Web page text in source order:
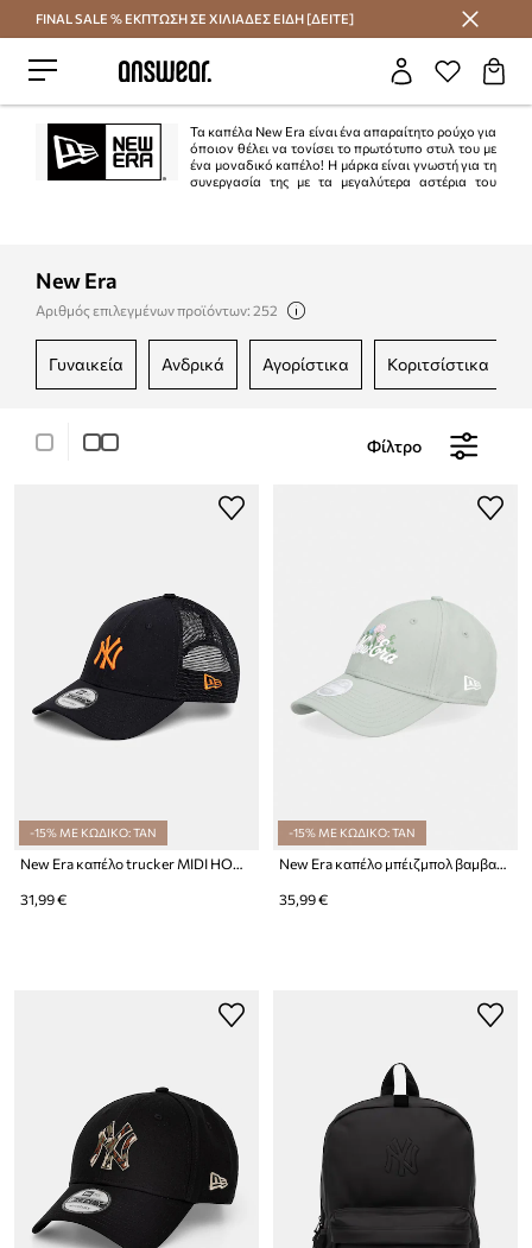
Εξοικονομήστε με το Answear Club
FINAL SALE % ΕΚΠΤΩΣΗ ΣΕ ΧΙΛΙΑΔΕΣ ΕΙΔΗ [ΔΕΙΤΕ]
Τα καπέλα New Era είναι ένα απαραίτητο ρούχο για
όποιον θέλει να τονίσει το πρωτότυπο στυλ του με
ένα μοναδικό καπέλο! Η μάρκα είναι γνωστή για τη
συνεργασία της με τα μεγαλύτερα αστέρια του
New Era
Αριθμός επιλεγμένων προϊόντων: 252
γυναικεία ανδρικά αγορίστικα κοριτσίστικα
Φίλτρο
-15% ΜΕ ΚΩΔΙΚΟ: TAN
New Era καπέλο trucker MIDI HOMEFIELD 940 NYY
31,99 €
-15% ΜΕ ΚΩΔΙΚΟ: TAN
New Era καπέλο μπέιζμπολ βαμβακερό BEADED 940 NEWERA
35,99 €